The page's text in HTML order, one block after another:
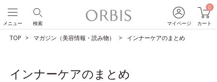
マイページ
0
カート
検索
メニュー
TOP マガジン（美容情報・読み物） インナーケアのまとめ
インナーケアのまとめ